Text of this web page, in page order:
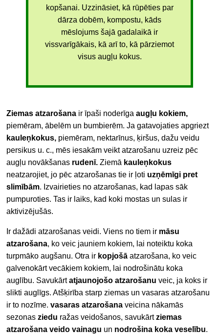
kopšanai. Uzzināsiet, kā rūpēties par
dārza dobēm, kompostu, kāds
mēslojums šajā gadalaikā ir
vissvarīgākais, kā arī to, kā pārziemot
visus augļu kokus.
Ziemas atzarošana ir īpaši noderīgaaugļu kokiem,
piemēram, ābelēm un bumbierēm. Ja gatavojaties apgriezt
kauleņkokus, piemēram, nektarīnus, ķiršus, dažu veidu
persikus u. c., mēs iesakām veikt atzarošanu uzreiz pēc
augļu novākšanas rudenī. Ziemā kauleņkokus
neatzarojiet, jo pēc atzarošanas tie ir ļoti uzņēmīgi pret
slimībām. Izvairieties no atzarošanas, kad lapas sāk
pumpuroties. Tas ir laiks, kad koki mostas un sulas ir
aktivizējušās.
Ir dažādi atzarošanas veidi. Viens no tiem ir māsu
atzarošana, ko veic jauniem kokiem, lai noteiktu koka
turpmāko augšanu. Otra ir kopjošā atzarošana, ko veic
galvenokārt vecākiem kokiem, lai nodrošinātu koka
auglību. Savukārtatjaunojošo atzarošanu veic, ja koks ir
slikti auglīgs. Atšķirība starp ziemas un vasaras atzarošanu
ir to nozīme.vasaras atzarošana veicina nākamās
sezonasziedu ražas veidošanos, savukārtziemas
atzarošana veido vainagu un nodrošina koka veselību.